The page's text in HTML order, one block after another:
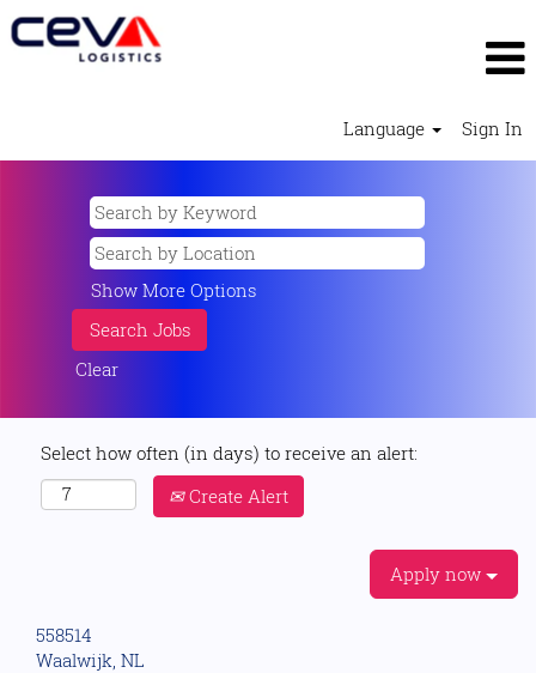
Language Sign In
Show More Options
Clear
Select how often (in days) to receive an alert:
Create Alert
Apply now
558514
Waalwijk, NL